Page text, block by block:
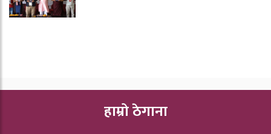
हाम्रो ठेगाना